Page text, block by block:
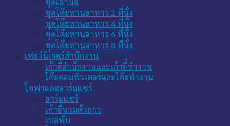
ชุดโต๊ะทานอาหาร 2 ที่นั่ง
ชุดโต๊ะทานอาหาร 4 ที่นั่ง
ชุดโต๊ะทานอาหาร 6 ที่นั่ง
ชุดโต๊ะทานอาหาร 8 ที่นั่ง
เฟอร์นิเจอร์สำนักงาน
เก้าอี้สำนักงานและเก้าอี้ทำงาน
โต๊ะคอมพิวเตอร์และโต๊ะทำงาน
โซฟาและอาร์มแชร์
อาร์มแชร์
เก้าอี้นวมตัวยาว
เปลพับ